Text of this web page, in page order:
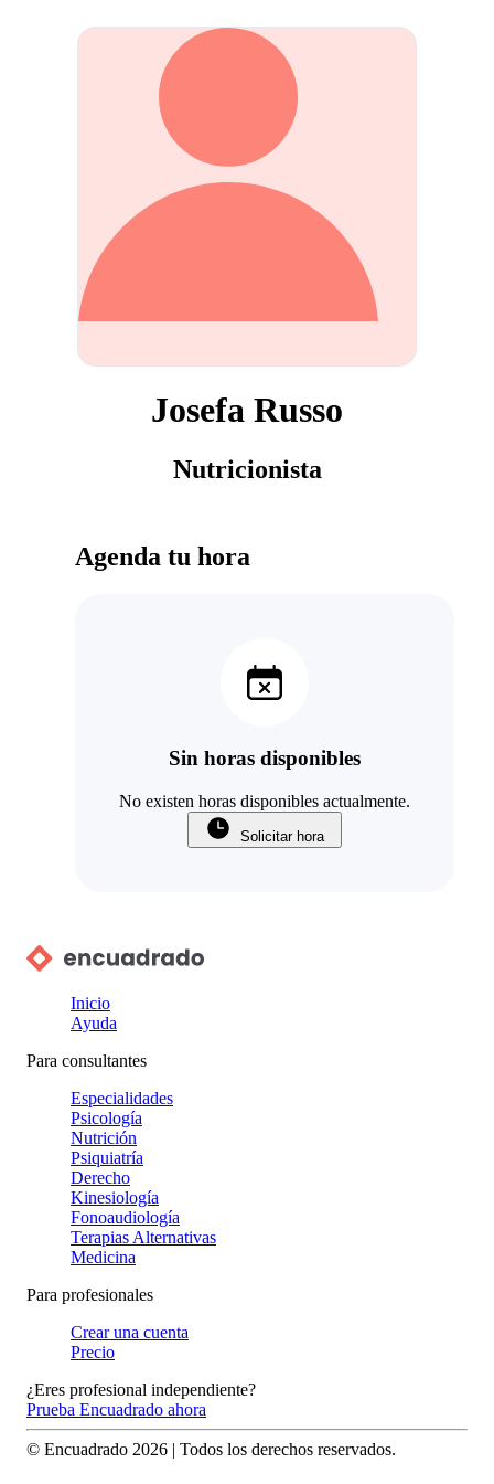
Josefa Russo
Nutricionista
Agenda tu hora
Sin horas disponibles
No existen horas disponibles actualmente.
Solicitar hora
Inicio
Ayuda
Para consultantes
Especialidades
Psicología
Nutrición
Psiquiatría
Derecho
Kinesiología
Fonoaudiología
Terapias Alternativas
Medicina
Para profesionales
Crear una cuenta
Precio
¿Eres profesional independiente?
Prueba Encuadrado ahora
© Encuadrado 2026 | Todos los derechos reservados.